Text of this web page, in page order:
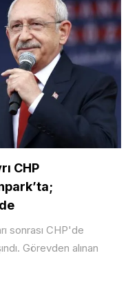
CHP
sonrası CHP'de
Görevden alınan